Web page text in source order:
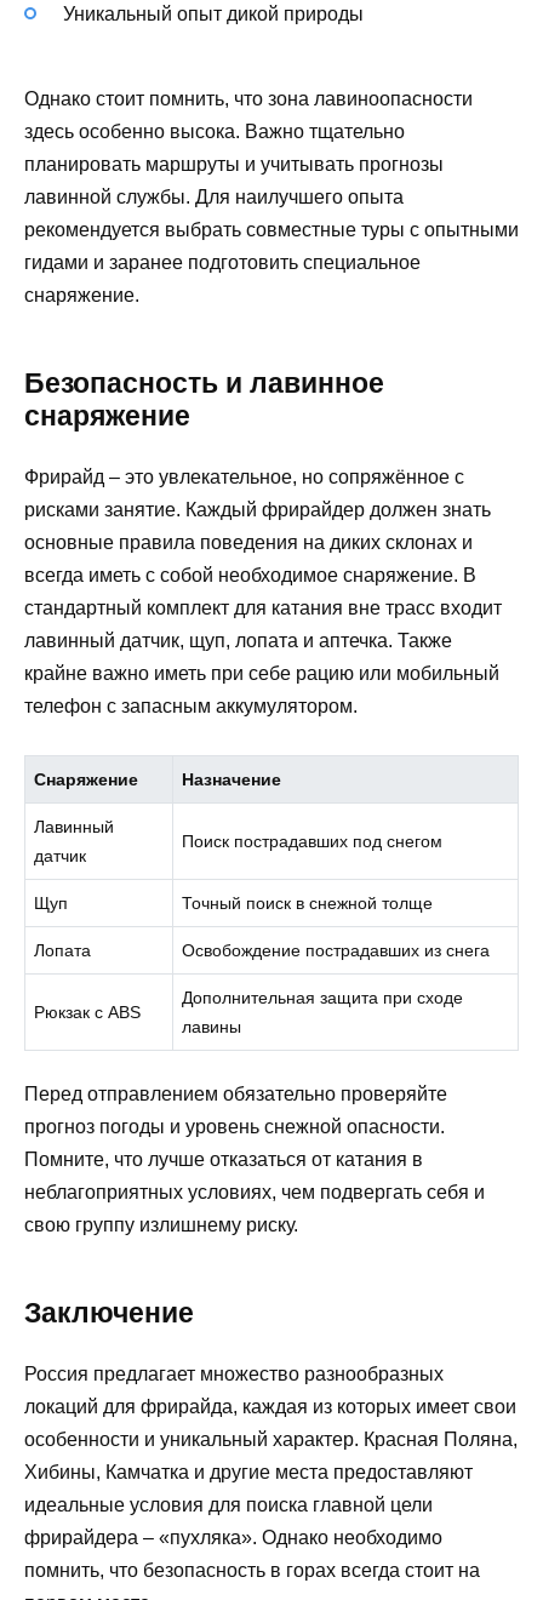
Уникальный опыт дикой природы
Однако стоит помнить, что зона лавиноопасности
здесь особенно высока. Важно тщательно
планировать маршруты и учитывать прогнозы
лавинной службы. Для наилучшего опыта
рекомендуется выбрать совместные туры с опытными
гидами и заранее подготовить специальное
снаряжение.
Безопасность и лавинное
снаряжение
Фрирайд – это увлекательное, но сопряжённое с
рисками занятие. Каждый фрирайдер должен знать
основные правила поведения на диких склонах и
всегда иметь с собой необходимое снаряжение. В
стандартный комплект для катания вне трасс входит
лавинный датчик, щуп, лопата и аптечка. Также
крайне важно иметь при себе рацию или мобильный
телефон с запасным аккумулятором.
Снаряжение Назначение
Лавинный
датчик
Поиск пострадавших под снегом
Щуп Точный поиск в снежной толще
Лопата Освобождение пострадавших из снега
Рюкзак с ABS
Дополнительная защита при сходе
лавины
Перед отправлением обязательно проверяйте
прогноз погоды и уровень снежной опасности.
Помните, что лучше отказаться от катания в
неблагоприятных условиях, чем подвергать себя и
свою группу излишнему риску.
Заключение
Россия предлагает множество разнообразных
локаций для фрирайда, каждая из которых имеет свои
особенности и уникальный характер. Красная Поляна,
Хибины, Камчатка и другие места предоставляют
идеальные условия для поиска главной цели
фрирайдера – «пухляка». Однако необходимо
помнить, что безопасность в горах всегда стоит на